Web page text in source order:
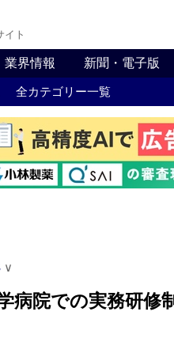
イト
業界情報 新聞・電子版
全カテゴリー一覧
∨
病院での実務研